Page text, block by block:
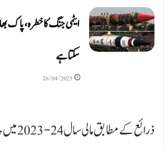
سکتا ہے
26/04/2025